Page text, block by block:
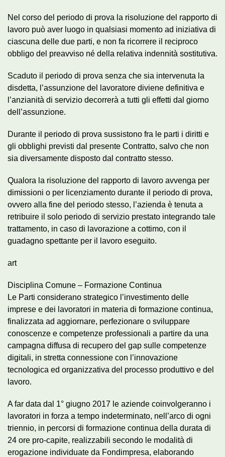
Nel corso del periodo di prova la risoluzione del rapporto di
lavoro può aver luogo in qualsiasi momento ad iniziativa di
ciascuna delle due parti, e non fa ricorrere il reciproco
obbligo del preavviso né della relativa indennità sostitutiva.
Scaduto il periodo di prova senza che sia intervenuta la
disdetta, l’assunzione del lavoratore diviene definitiva e
l’anzianità di servizio decorrerà a tutti gli effetti dal giorno
dell’assunzione.
Durante il periodo di prova sussistono fra le parti i diritti e
gli obblighi previsti dal presente Contratto, salvo che non
sia diversamente disposto dal contratto stesso.
Qualora la risoluzione del rapporto di lavoro avvenga per
dimissioni o per licenziamento durante il periodo di prova,
ovvero alla fine del periodo stesso, l’azienda è tenuta a
retribuire il solo periodo di servizio prestato integrando tale
trattamento, in caso di lavorazione a cottimo, con il
guadagno spettante per il lavoro eseguito.
art
Disciplina Comune – Formazione Continua
Le Parti considerano strategico l’investimento delle
imprese e dei lavoratori in materia di formazione continua,
finalizzata ad aggiornare, perfezionare o sviluppare
conoscenze e competenze professionali a partire da una
campagna diffusa di recupero del gap sulle competenze
digitali, in stretta connessione con l’innovazione
tecnologica ed organizzativa del processo produttivo e del
lavoro.
A far data dal 1° giugno 2017 le aziende coinvolgeranno i
lavoratori in forza a tempo indeterminato, nell’arco di ogni
triennio, in percorsi di formazione continua della durata di
24 ore pro-capite, realizzabili secondo le modalità di
erogazione individuate da Fondimpresa, elaborando